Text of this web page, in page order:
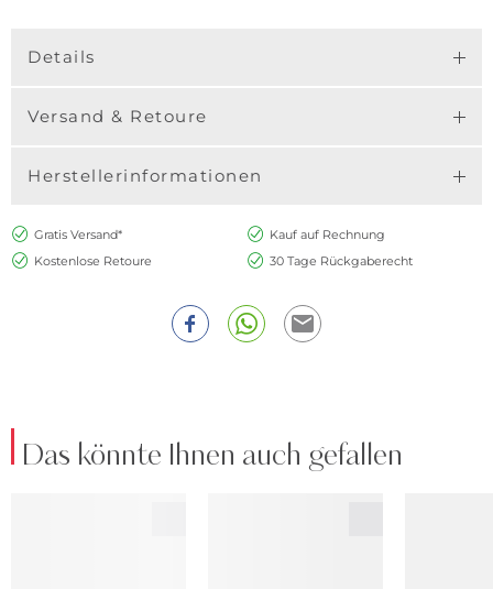
Details
Versand & Retoure
Herstellerinformationen
Gratis Versand*
Kauf auf Rechnung
Kostenlose Retoure
30 Tage Rückgaberecht
Das könnte Ihnen auch gefallen